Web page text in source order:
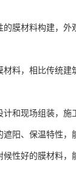
膜材料构建，
料，相比传统
和现场组装，施
阳、保温特性
性好的膜材料